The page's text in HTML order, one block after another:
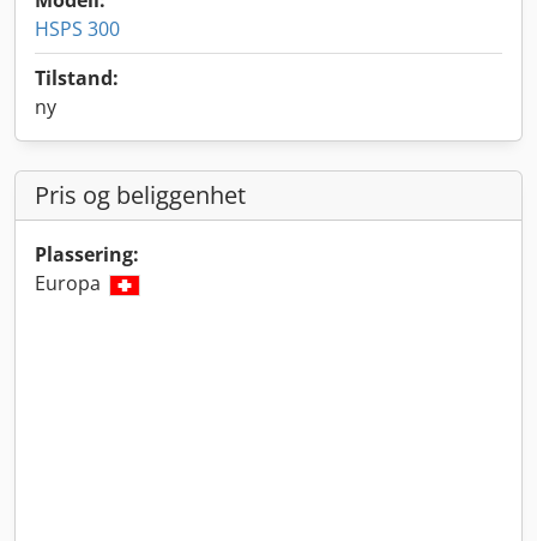
HSPS 300
Tilstand:
ny
Pris og beliggenhet
Plassering:
Europa